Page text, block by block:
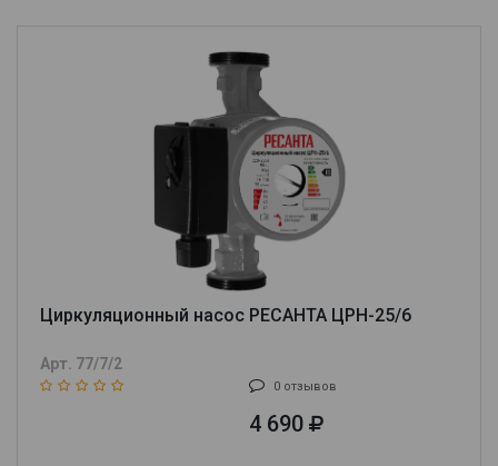
Циркуляционный насос РЕСАНТА ЦРН-25/6
Арт. 77/7/2
0 отзывов
4 690